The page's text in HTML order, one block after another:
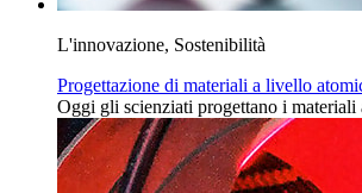
L'innovazione, Sostenibilità
Progettazione di materiali a livello
Oggi gli scienziati progettano i